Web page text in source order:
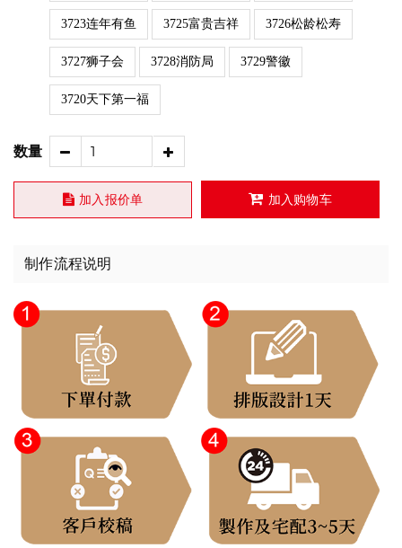
3723连年有鱼 3725富贵吉祥 3726松龄松寿
3727狮子会 3728消防局 3729警徽
3720天下第一福
数量
加入报价单 加入购物车
制作流程说明